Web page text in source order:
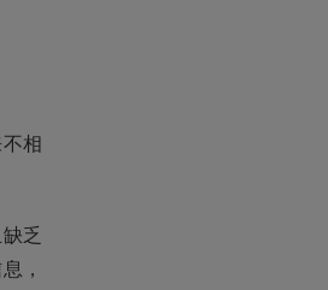
相
乏
，